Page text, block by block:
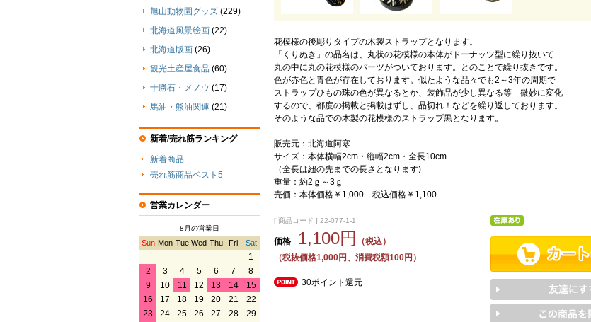
花模様の後彫りタイプの木製ストラップとなります。
「くりぬき」の品名は、丸状の花模様の本体がドーナッツ型に繰り抜いて
丸の中に丸の花模様のパーツがついております。とのことで繰り抜きです。
色が赤色と青色が存在しております。似たような品々でも2～3年の周期で
ストラップひもの珠の色が異なるとか、装飾品が少し異なる等 微妙に変化
するので、都度の掲載と掲載はずし、品切れ！などを繰り返しております。
そのような品での木製の花模様のストラップ黒となります。
販売元：北海道阿寒
サイズ：本体横幅2cm・縦幅2cm・全長10cm
（全長は紐の先までの長さとなります)
重量：約2ｇ～3ｇ
売価：本体価格￥1,000 税込価格￥1,100
[ 商品コード ] 22-077-1-1
価格 1,100円
（税込）
（税抜価格1,000円、消費税額100円）
30ポイント還元
旭山動物園グッズ (229)
北海道風景絵画 (22)
北海道版画 (26)
観光土産屋食品 (60)
十勝石・メノウ (17)
馬油・熊油関連 (21)
新着/売れ筋ランキング
新着商品
売れ筋商品ベスト5
営業カレンダー
8月の営業日
Sun Mon Tue Wed Thu Fri Sat
1
2
3 4 5 6 7
8
9
10 11 12 13 14
15
16
17 18 19 20 21
22
23
24 25 26 27 28
29